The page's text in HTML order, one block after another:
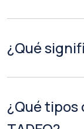
¿Qué
¿Qué